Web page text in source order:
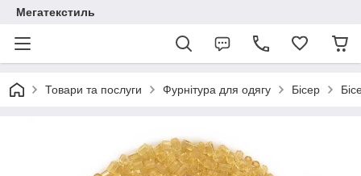
Мегатекстиль
Товари та послуги Фурнітура для одягу Бісер